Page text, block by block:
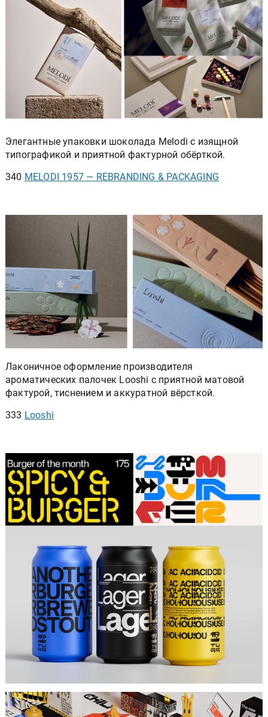
Элегантные упаковки шоколада Melodi с изящной
типографикой и приятной фактурной обёрткой.
340 MELODI 1957 — REBRANDING & PACKAGING
Лаконичное оформление производителя
ароматических палочек Looshi с приятной матовой
фактурой, тиснением и аккуратной вёрсткой.
333 Looshi